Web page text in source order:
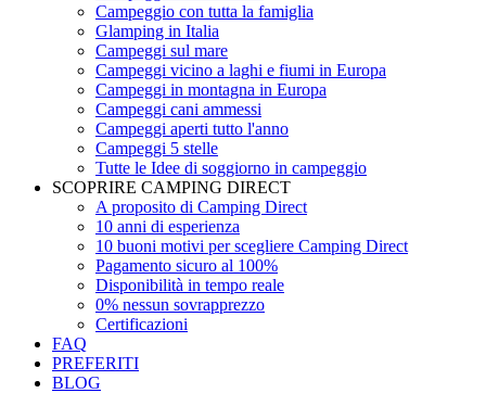
Campeggio con tutta la famiglia
Glamping in Italia
Campeggi sul mare
Campeggi vicino a laghi e fiumi in Europa
Campeggi in montagna in Europa
Campeggi cani ammessi
Campeggi aperti tutto l'anno
Campeggi 5 stelle
Tutte le Idee di soggiorno in campeggio
SCOPRIRE CAMPING DIRECT
A proposito di Camping Direct
10 anni di esperienza
10 buoni motivi per scegliere Camping Direct
Pagamento sicuro al 100%
Disponibilità in tempo reale
0% nessun sovrapprezzo
Certificazioni
FAQ
PREFERITI
BLOG